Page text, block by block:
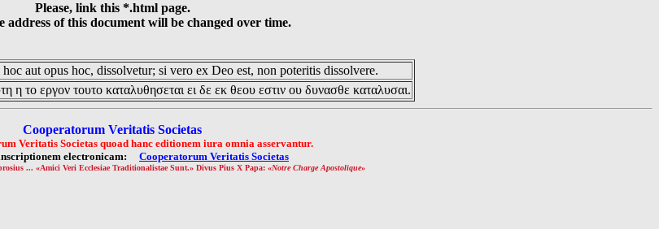
Please, link this *.html page.
address of this document will be changed over time.
aut opus hoc, dissolvetur; si vero ex Deo est, non poteritis dissolvere.
η το εργον τουτο καταλυθησεται ει δε εκ θεου εστιν ου δυνασθε καταλυσαι.
Cooperatorum Veritatis Societas
Veritatis Societas quoad hanc editionem iura omnia asservantur.
electronicam: Cooperatorum Veritatis Societas
... «Amici Veri Ecclesiae Traditionalistae Sunt.» Divus Pius X Papa: «Notre Charge Apostolique»